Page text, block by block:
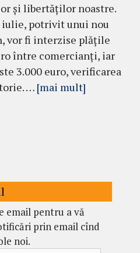
și libertăților noastre.
iulie, potrivit unui nou
vor fi interzise plățile
între comercianți, iar
3.000 euro, verificarea
… [mai mult]
email pentru a vă
prin email cînd
noi.